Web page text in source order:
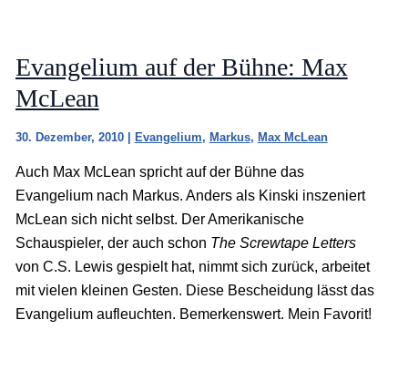
Evangelium auf der Bühne: Max
McLean
30. Dezember, 2010 Evangelium, Markus, Max McLean
Auch Max McLean spricht auf der Bühne das
Evangelium nach Markus. Anders als Kinski inszeniert
McLean sich nicht selbst. Der Amerikanische
Schauspieler, der auch schon The Screwtape Letters
von C.S. Lewis gespielt hat, nimmt sich zurück, arbeitet
mit vielen kleinen Gesten. Diese Bescheidung lässt das
Evangelium aufleuchten. Bemerkenswert. Mein Favorit!